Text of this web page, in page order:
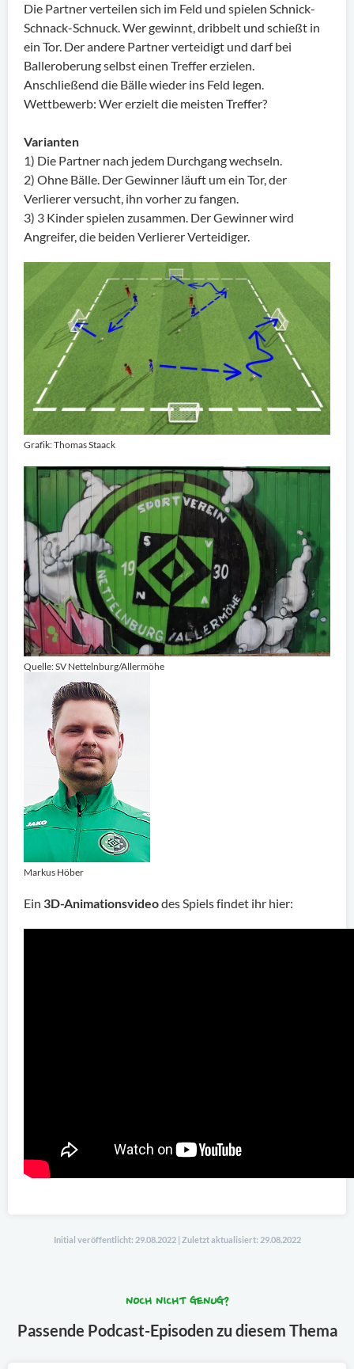
Die Partner verteilen sich im Feld und spielen Schnick-
Schnack-Schnuck. Wer gewinnt, dribbelt und schießt in
ein Tor. Der andere Partner verteidigt und darf bei
Balleroberung selbst einen Treffer erzielen.
Anschließend die Bälle wieder ins Feld legen.
Wettbewerb: Wer erzielt die meisten Treffer?
Varianten
1) Die Partner nach jedem Durchgang wechseln.
2) Ohne Bälle. Der Gewinner läuft um ein Tor, der
Verlierer versucht, ihn vorher zu fangen.
3) 3 Kinder spielen zusammen. Der Gewinner wird
Angreifer, die beiden Verlierer Verteidiger.
Grafik: Thomas Staack
Quelle: SV Nettelnburg/Allermöhe
Markus Höber
Ein 3D-Animationsvideodes Spiels findet ihr hier:
Initial veröffentlicht: 29.08.2022 | Zuletzt aktualisiert: 29.08.2022
NOCH NICHT GENUG?
Passende Podcast-Episoden zu diesem Thema